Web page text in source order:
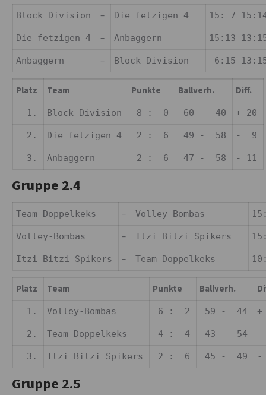
Block Division – Die fetzigen 4 15: 7
Die fetzigen 4 – Anbaggern 15:13
Anbaggern – Block Division 6:15
Platz Team Punkte Ballverh. Diff.
1. Block Division 8 : 0 60 - 40 + 20
2. Die fetzigen 4 2 : 6 49 - 58 - 9
3. Anbaggern 2 : 6 47 - 58 - 11
Gruppe 2.4
Team Doppelkeks – Volley-Bombas
Volley-Bombas – Itzi Bitzi Spikers
Itzi Bitzi Spikers – Team Doppelkeks
Platz Team Punkte Ballverh.
1. Volley-Bombas 6 : 2 59 - 44 +
2. Team Doppelkeks 4 : 4 43 - 54 -
3. Itzi Bitzi Spikers 2 : 6 45 - 49 -
Gruppe 2.5